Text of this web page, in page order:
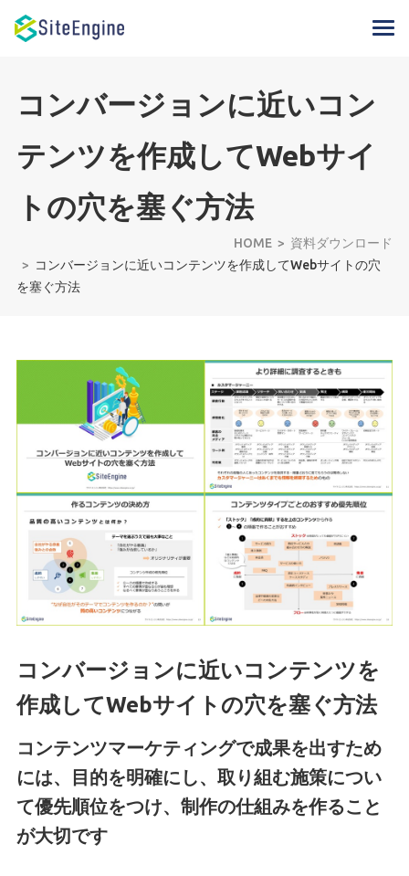
コンバージョンに近いコン
テンツを作成してWebサイ
トの穴を塞ぐ方法
HOME
資料ダウンロード
コンバージョンに近いコンテンツを作成してWebサイトの穴
を塞ぐ方法
コンバージョンに近いコンテンツを
作成してWebサイトの穴を塞ぐ方法
コンテンツマーケティングで成果を出すため
には、目的を明確にし、取り組む施策につい
て優先順位をつけ、制作の仕組みを作ること
が大切です